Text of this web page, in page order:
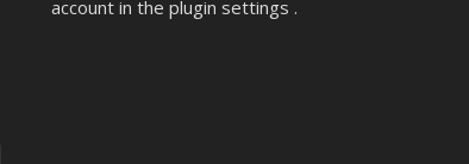
account in the plugin settings .